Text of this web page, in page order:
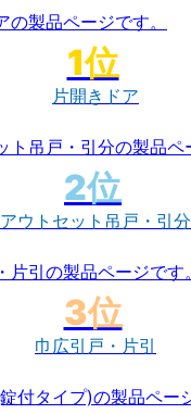
片開きドア
アウトセット吊戸・引分
巾広引戸・片引